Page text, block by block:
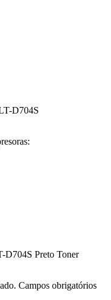
D704S
D704S Preto Toner
Campos obrigatórios